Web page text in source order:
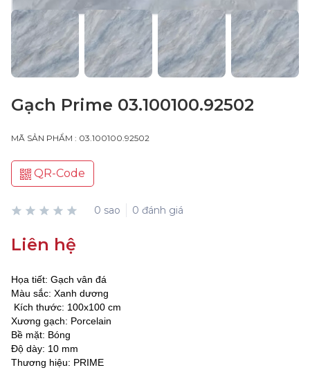
Gạch Prime 03.100100.92502
MÃ SẢN PHẨM : 03.100100.92502
QR-Code
0 sao 0 đánh giá
Liên hệ
Họa tiết: Gạch vân đá
Màu sắc: Xanh dương
Kích thước: 100x100 cm
Xương gạch: Porcelain
Bề mặt: Bóng
Độ dày: 10 mm
Thương hiệu: PRIME